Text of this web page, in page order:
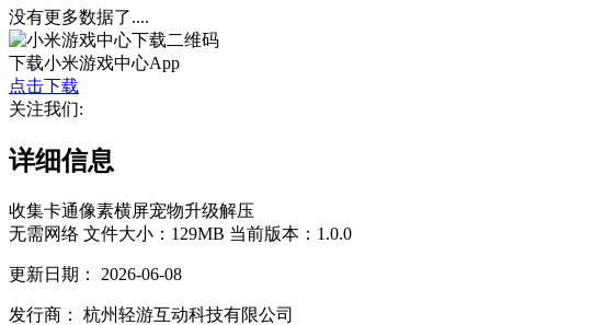
没有更多数据了....
下载小米游戏中心App
点击下载
关注我们:
详细信息
收集卡通像素横屏宠物升级解压
无需网络 文件大小：129MB 当前版本：1.0.0
更新日期： 2026-06-08
发行商： 杭州轻游互动科技有限公司